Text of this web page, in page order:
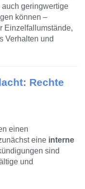
geringwertige
können –
Einzelfallumstände,
Verhalten und
Rechte
einen
eine interne
sind
und